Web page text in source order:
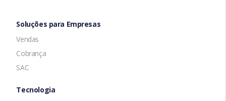
Soluções para Empresas
Vendas
Cobrança
SAC
Tecnologia